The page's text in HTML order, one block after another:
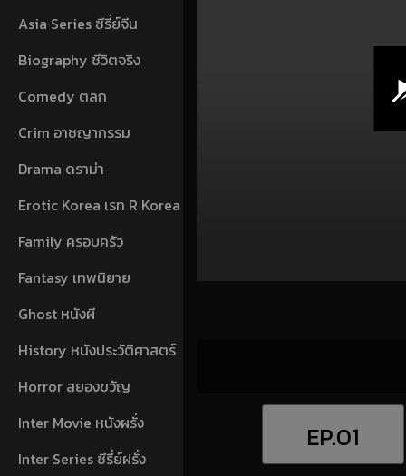
Asia Series ซีรี่ย์จีน
Biography ชีวิตจริง
Comedy ตลก
Crim อาชญากรรม
Drama ดราม่า
Erotic Korea เรท R Korea
Family ครอบครัว
Fantasy เทพนิยาย
Ghost หนังผี
History หนังประวัติศาสตร์
Horror สยองขวัญ
Inter Movie หนังผรั่ง
Inter Series ซีรี่ย์ฝรั่ง
EP.01